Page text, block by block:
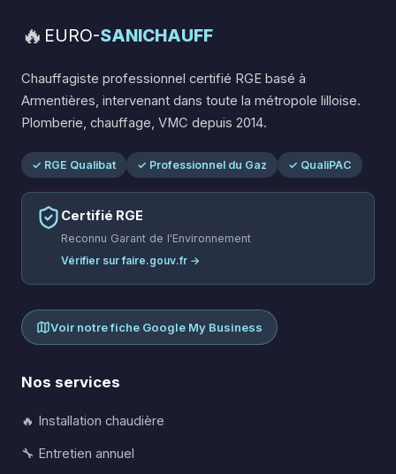
🔥 EURO-SANICHAUFF
Chauffagiste professionnel certifié RGE basé à
Armentières, intervenant dans toute la métropole lilloise.
Plomberie, chauffage, VMC depuis 2014.
✓ RGE Qualibat ✓ Professionnel du Gaz ✓ QualiPAC
Certifié RGE
Reconnu Garant de l'Environnement
Vérifier sur faire.gouv.fr →
Voir notre fiche Google My Business
Nos services
🔥 Installation chaudière
🔧 Entretien annuel